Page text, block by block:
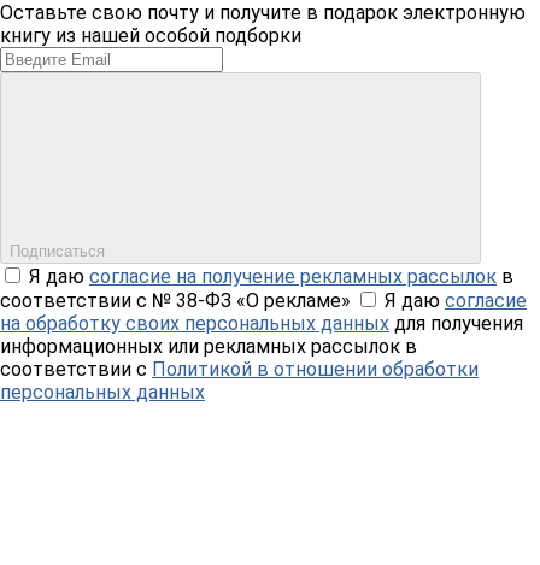
Оставьте свою почту и получите в подарок электронную
книгу из нашей особой подборки
Подписаться
Я даю согласие на получение рекламных рассылок в
соответствии с № 38-ФЗ «О рекламе»
Я даю согласие
на обработку своих персональных данных для получения
информационных или рекламных рассылок в
соответствии с Политикой в отношении обработки
персональных данных